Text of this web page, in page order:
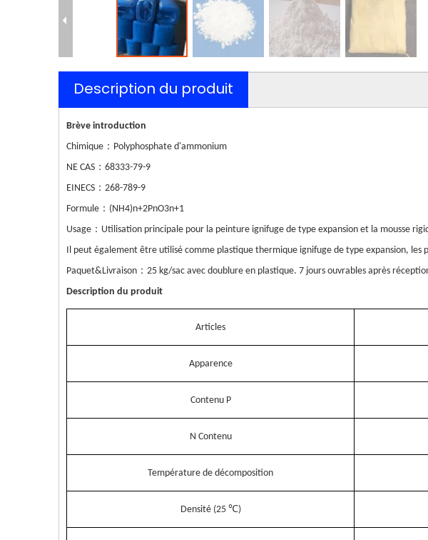
Description du produit
Brève introduction
Chimique ： Polyphosphate d'ammonium
NE CAS ： 68333-79-9
EINECS ： 268-789-9
Formule ： (NH4)n+2PnO3n+1
Usage ： Utilisation principale pour la peinture ignifuge de type expansion et la mousse
Il peut également être utilisé comme plastique thermique ignifuge de type expansion, les
Paquet&Livraison ： 25 kg/sac avec doublure en plastique. 7 jours ouvrables après
Description du produit
Articles
Apparence
Contenu P
N Contenu
Température de décomposition
Densité (25 ℃)